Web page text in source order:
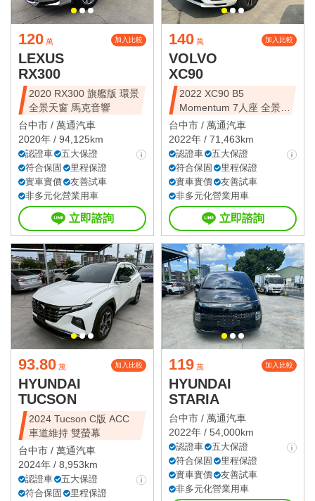
120 萬 加入比較
LEXUS
RX300
2020 RX300 旗艦版 環景
全景天窗 馬克音響
台中市 / 萬通汽車
2020年 / 94,125km
認證車
五大保證
符合保固
里程保證
實車實價
友善試車
非多元化營業用車
立即諮詢
140 萬 加入比較
VOLVO
XC90
2022 XC90 B5
Momentum 7人座 全景天
窗
台中市 / 萬通汽車
2022年 / 71,463km
認證車
五大保證
符合保固
里程保證
實車實價
友善試車
非多元化營業用車
立即諮詢
93.80 萬 加入比較
HYUNDAI
TUCSON
2024 Tucson C版 ACC
車道維持 雙螢幕
台中市 / 萬通汽車
2024年 / 8,953km
認證車
五大保證
符合保固
里程保證
119 萬 加入比較
HYUNDAI
STARIA
台中市 / 萬通汽車
2022年 / 54,000km
認證車
五大保證
符合保固
里程保證
實車實價
友善試車
非多元化營業用車